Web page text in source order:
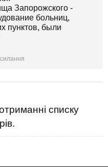
Запорожского -
больниц,
пунктов, были
Боже правду.
списку